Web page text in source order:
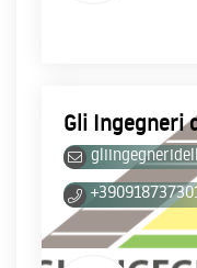
Gli Ingegneri